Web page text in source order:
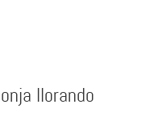
llorando